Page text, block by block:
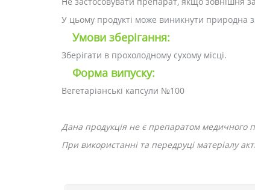
У цьому продукті може виникнути природна
Умови зберігання:
Зберігати в прохолодному сухому місці.
Форма випуску:
Вегетаріанські капсули №100
Дана продукція не є препаратом медичного
При використанні та передруці матеріалу